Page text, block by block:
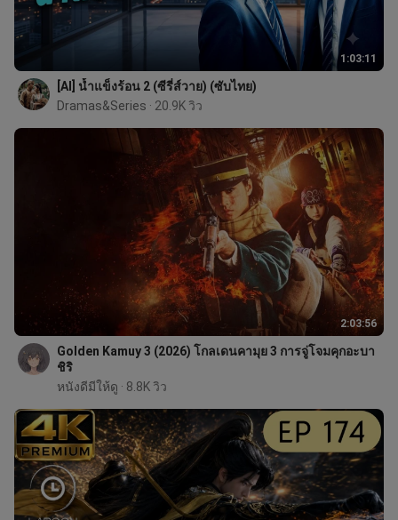
1:03:11
[AI] น้ำแข็งร้อน 2 (ซีรี่ส์วาย) (ซับไทย)
Dramas&Series · 20.9K วิว
2:03:56
Golden Kamuy 3 (2026) โกลเดนคามุย 3 การจู่โจมคุกอะบา
ชิริ
หนังดีมีให้ดู · 8.8K วิว